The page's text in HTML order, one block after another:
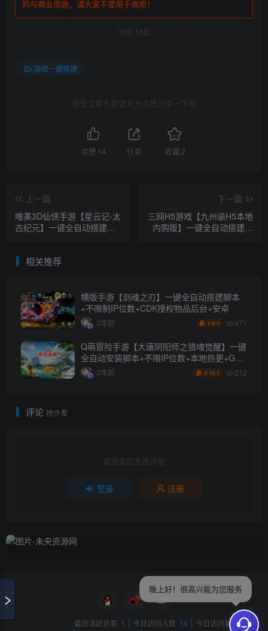
的与商业用途，请大家不要用于商用！
THE END
游戏一键搭建
感觉文章不错请大大点赞分享一下吧
点赞 14 分享 收藏2
上一篇
唯美3D仙侠手游【星云记-太
古纪元】一键全自动搭建脚
人陪玩+内置清包+安卓
下一篇
三网H5游戏【九州谕H5本地
内购版】一键全自动搭建脚
相关推荐
横版手游【剑魂之刃】一键全自动搭建脚本
+不限制IP位数+CDK授权物品后台+安卓
3年前 ￥9.9 471
Q萌冒险手游【大唐阴阳师之猎魂觉醒】一键
全自动安装脚本+不限IP位数+本地热更+GM
授权后台+安卓苹果双端
3年前 ￥ 18.8 212
评论 抢沙发
请登录后发表评论
登录 注册
最近活跃访客 1 今日访问人数 16 今日访问量 91
晚上好！很高兴能为您服务